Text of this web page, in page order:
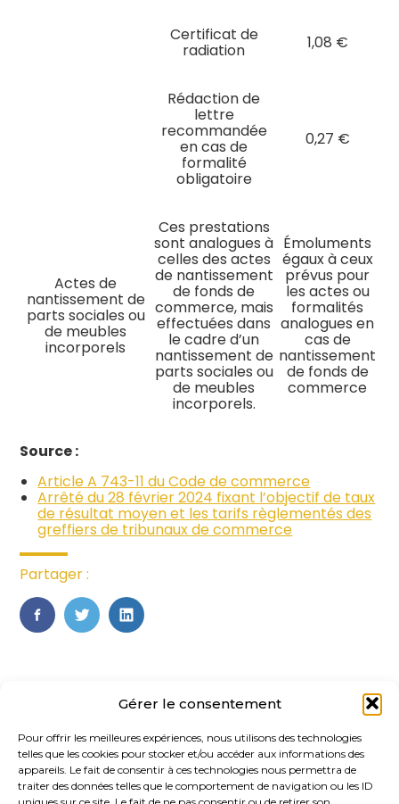
Gérer le consentement
Pour offrir les meilleures expériences, nous utilisons des technologies
telles que les cookies pour stocker et/ou accéder aux informations des
appareils. Le fait de consentir à ces technologies nous permettra de
traiter des données telles que le comportement de navigation ou les ID
Certificat de
radiation 1,08 €
Rédaction de
lettre
recommandée
en cas de
formalité
obligatoire
0,27 €
Actes de
nantissement de
parts sociales ou
de meubles
incorporels
Ces prestations
sont analogues à
celles des actes
de nantissement
de fonds de
commerce, mais
effectuées dans
le cadre d’un
nantissement de
parts sociales ou
de meubles
incorporels.
Émoluments
égaux à ceux
prévus pour
les actes ou
formalités
analogues en
cas de
nantissement
de fonds de
commerce
Source :
Article A 743-11 du Code de commerce
Arrêté du 28 février 2024 fixant l’objectif de taux
de résultat moyen et les tarifs règlementés des
greffiers de tribunaux de commerce
Partager :
FaceBook
TwitterLinkedIn